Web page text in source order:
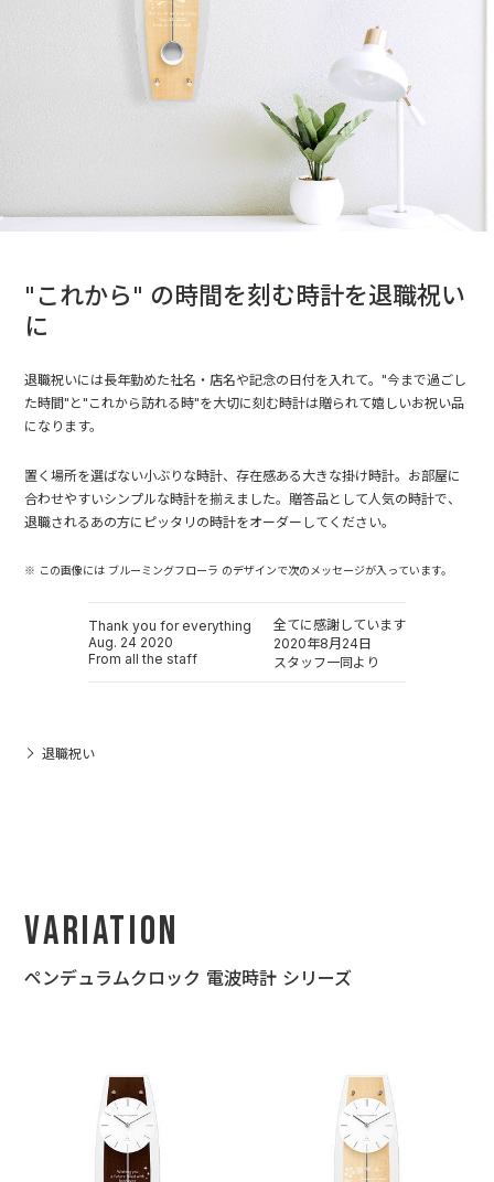
"これから" の時間を刻む時計を退職祝い
に
退職祝いには長年勤めた社名・店名や記念の日付を入れて。"今まで過ごし
た時間"と"これから訪れる時"を大切に刻む時計は贈られて嬉しいお祝い品
になります。
置く場所を選ばない小ぶりな時計、存在感ある大きな掛け時計。お部屋に
合わせやすいシンプルな時計を揃えました。贈答品として人気の時計で、
退職されるあの方にピッタリの時計をオーダーしてください。
※ この画像には ブルーミングフローラ のデザインで次のメッセージが入っています。
Thank you for everything
Aug. 24 2020
From all the staff
全てに感謝しています
2020年8月24日
スタッフ一同より
退職祝い
Variation
ペンデュラムクロック 電波時計 シリーズ